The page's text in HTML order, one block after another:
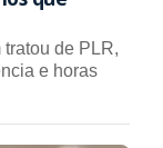
de PLR,
e horas